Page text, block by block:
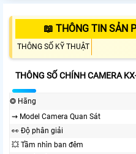
📖 THÔNG TIN SẢN
THÔNG SỐ KỸ THUẬT
THÔNG SỐ CHÍNH CAMERA
❂ Hãng
⇝ Model Camera Quan Sát
️👀 Độ phân giải
💥 Tầm nhìn ban đêm